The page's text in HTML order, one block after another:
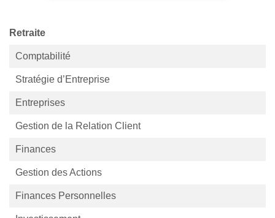
Retraite
Comptabilité
Stratégie d’Entreprise
Entreprises
Gestion de la Relation Client
Finances
Gestion des Actions
Finances Personnelles